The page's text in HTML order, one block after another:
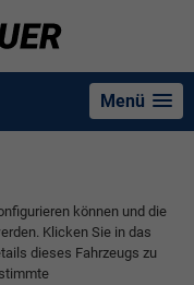
Menü
können und die
Klicken Sie in das
dieses Fahrzeugs zu